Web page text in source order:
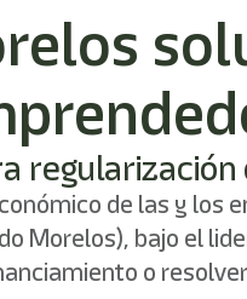
de las y
Morelos), bajo el
o